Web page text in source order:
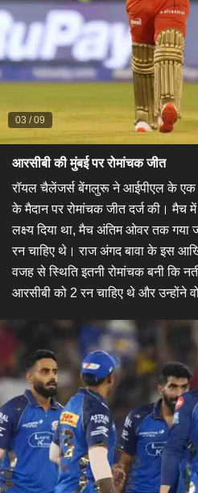
03 /09
आरसीबी की मुंबई पर रोमांचक जीत
रॉयल चैलेंजर्स बेंगलुरू ने आईपीएल के एक
के मैदान पर रोमांचक जीत दर्ज की। मैच
लक्ष्य दिया था, मैच अंतिम ओवर तक गया
रन चाहिए थे। राज अंगद बावा के इस
वजह से स्थिति इतनी रोमांचक बनी कि
आरसीबी को 2 रन चाहिए थे और उन्होंने